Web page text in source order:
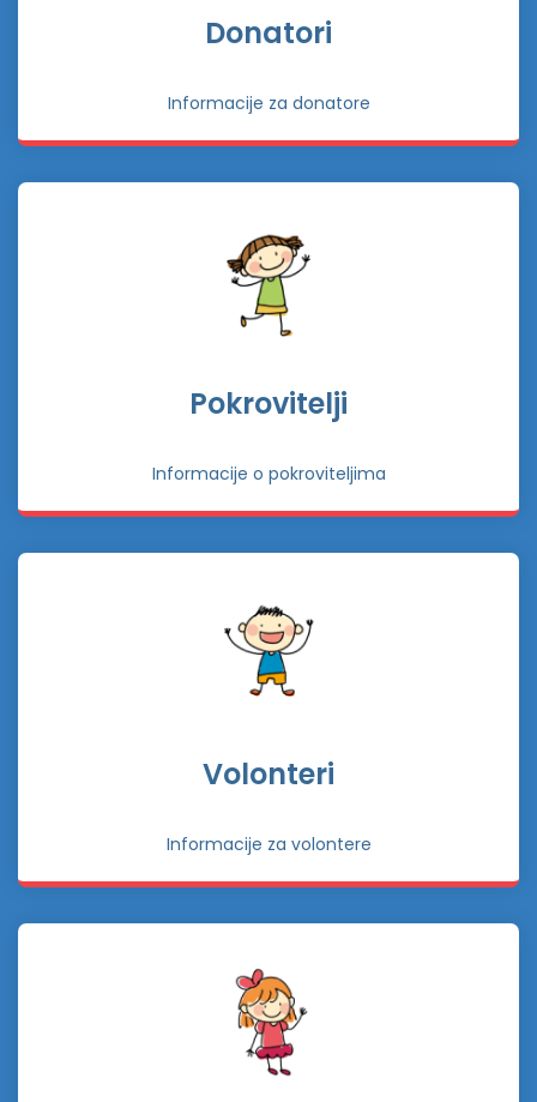
Donatori
Informacije za donatore
Pokrovitelji
Informacije o pokroviteljima
Volonteri
Informacije za volontere